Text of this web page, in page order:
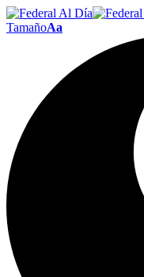
TamañoAa